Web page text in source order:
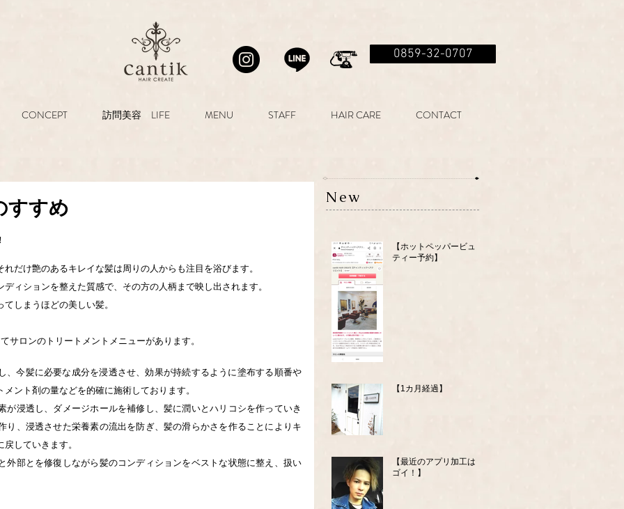
0859-32-0707
CONCEPT 訪問美容 LIFE MENU STAFF HAIR CARE CONTACT
すすめ
だけ艶のあるキレイな髪は周りの人からも注目を浴びます。
ィションを整えた質感で、その方の人柄まで映し出されます。
しまうほどの美しい髪。
サロンのトリートメントメニューがあります。
、今髪に必要な成分を浸透させ、効果が持続するように塗布する順番や
ント剤の量などを的確に施術しております。
が浸透し、ダメージホールを補修し、髪に潤いとハリコシを作っていき
り、浸透させた栄養素の流出を防ぎ、髪の滑らかさを作ることによりキ
していきます。
外部とを修復しながら髪のコンディションをベストな状態に整え、扱い
New
【ホットペッパービュー
ティー予約】
【1カ月経過】
【最近のアプリ加工はス
ゴイ！】